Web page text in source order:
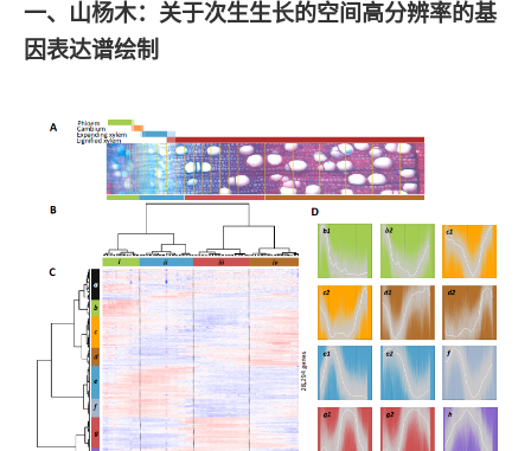
一、山杨木：关于次生生长的空间高分辨率的基
因表达谱绘制